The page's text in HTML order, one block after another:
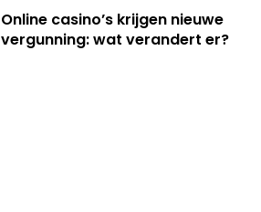
Online casino’s krijgen nieuwe
vergunning: wat verandert er?